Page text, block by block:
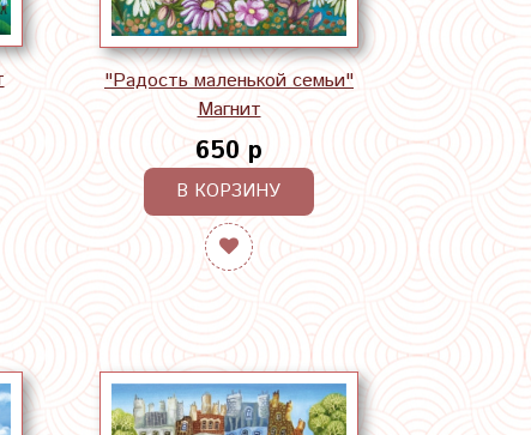
"Радость маленькой семьи"
Магнит
650 р
В КОРЗИНУ